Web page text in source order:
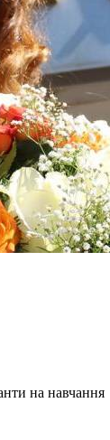
на навчання